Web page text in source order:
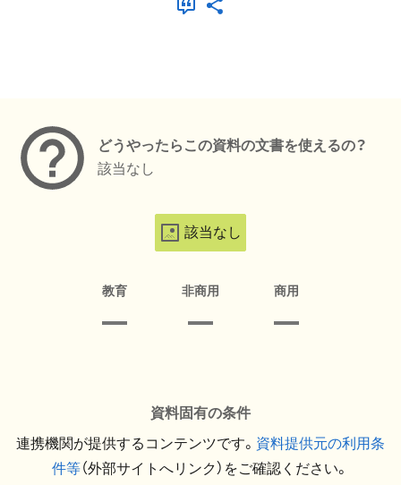
どうやったらこの資料の文書を使えるの？
該当なし
該当なし
教育 非商用 商用
資料固有の条件
連携機関が提供するコンテンツです。 資料提供元の利用条
件等（外部サイトへリンク）をご確認ください。